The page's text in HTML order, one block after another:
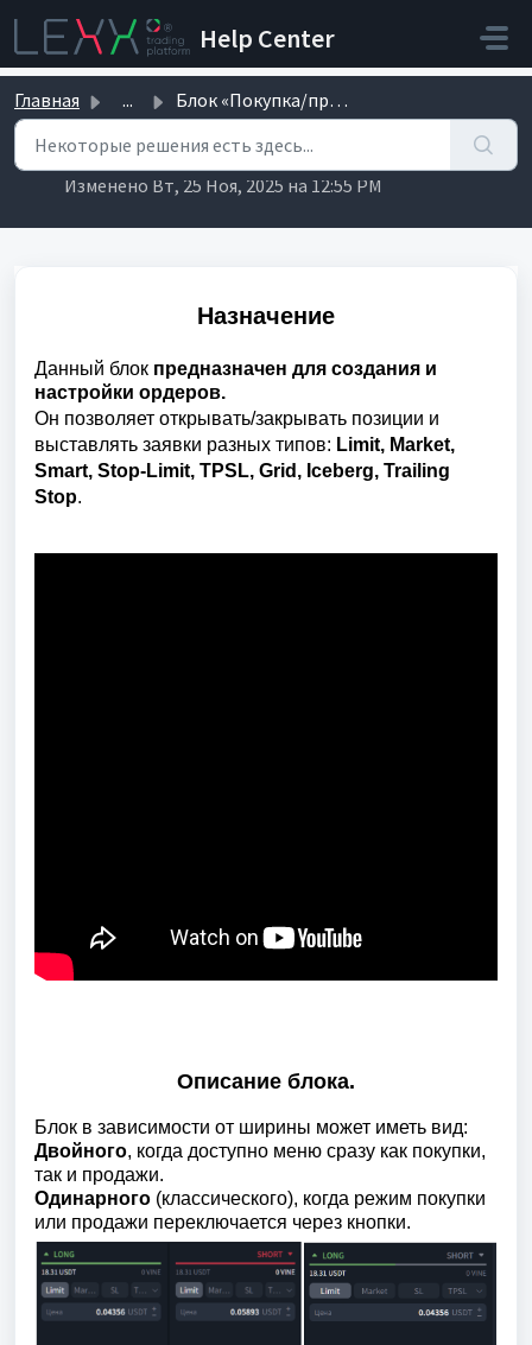
Help Center
Главная ... Блок «Покупка/продажа»
Блок «Покупка/продажа»
Изменено Вт, 25 Ноя, 2025 на 12:55 PM
Назначение
Данный блок предназначен для создания и
настройки ордеров.
Он позволяет открывать/закрывать позиции и
выставлять заявки разных типов: Limit, Market,
Smart, Stop-Limit, TPSL, Grid, Iceberg, Trailing
Stop.
Описание блока.
Блок в зависимости от ширины может иметь вид:
Двойного, когда доступно меню сразу как покупки,
так и продажи.
Одинарного (классического), когда режим покупки
или продажи переключается через кнопки.